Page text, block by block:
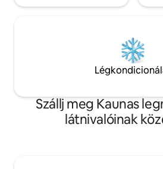
Szállj meg Kaunas
látnivalóinak